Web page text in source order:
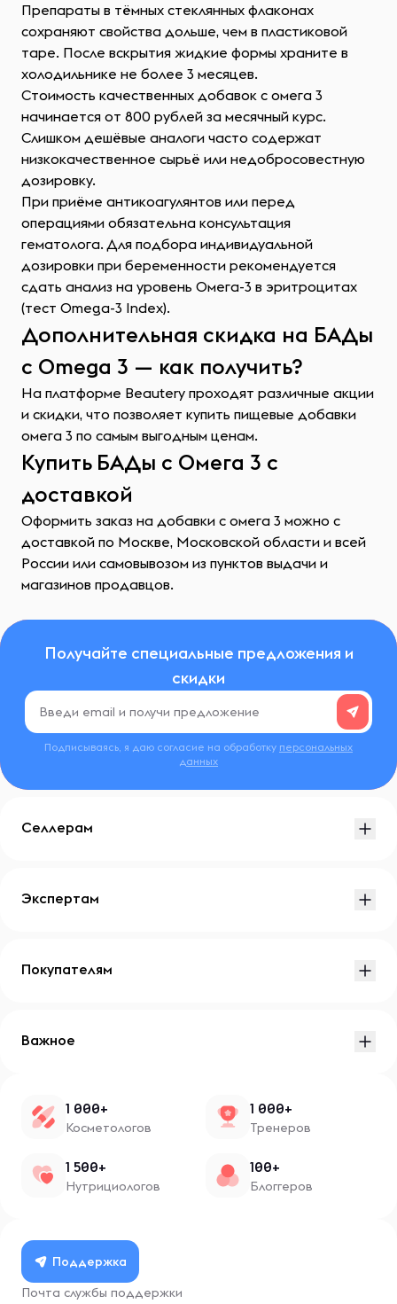
Препараты в тёмных стеклянных флаконах
сохраняют свойства дольше, чем в пластиковой
таре. После вскрытия жидкие формы храните в
холодильнике не более 3 месяцев.
Стоимость качественных добавок с омега 3
начинается от 800 рублей за месячный курс.
Слишком дешёвые аналоги часто содержат
низкокачественное сырьё или недобросовестную
дозировку.
При приёме антикоагулянтов или перед
операциями обязательна консультация
гематолога. Для подбора индивидуальной
дозировки при беременности рекомендуется
сдать анализ на уровень Омега-3 в эритроцитах
(тест Omega-3 Index).
Дополнительная скидка на БАДы
с Omega 3 — как получить?
На платформе Beautery проходят различные акции
и скидки, что позволяет купить пищевые добавки
омега 3 по самым выгодным ценам.
Купить БАДы с Омега 3 с
доставкой
Оформить заказ на добавки с омега 3 можно с
доставкой по Москве, Московской области и всей
России или самовывозом из пунктов выдачи и
магазинов продавцов.
Получайте специальные предложения и
скидки
Подписываясь, я даю согласие на обработку персональных
данных
Селлерам
Экспертам
Покупателям
Важное
1 000+
Косметологов
1 000+
Тренеров
1 500+
Нутрициологов
100+
Блоггеров
Поддержка
Почта службы поддержки